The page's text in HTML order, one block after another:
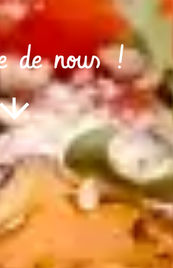
de nous !